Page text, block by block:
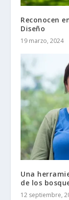
Reconocen
Diseño
19 marzo, 2024
Una
de los
12 septiembre,